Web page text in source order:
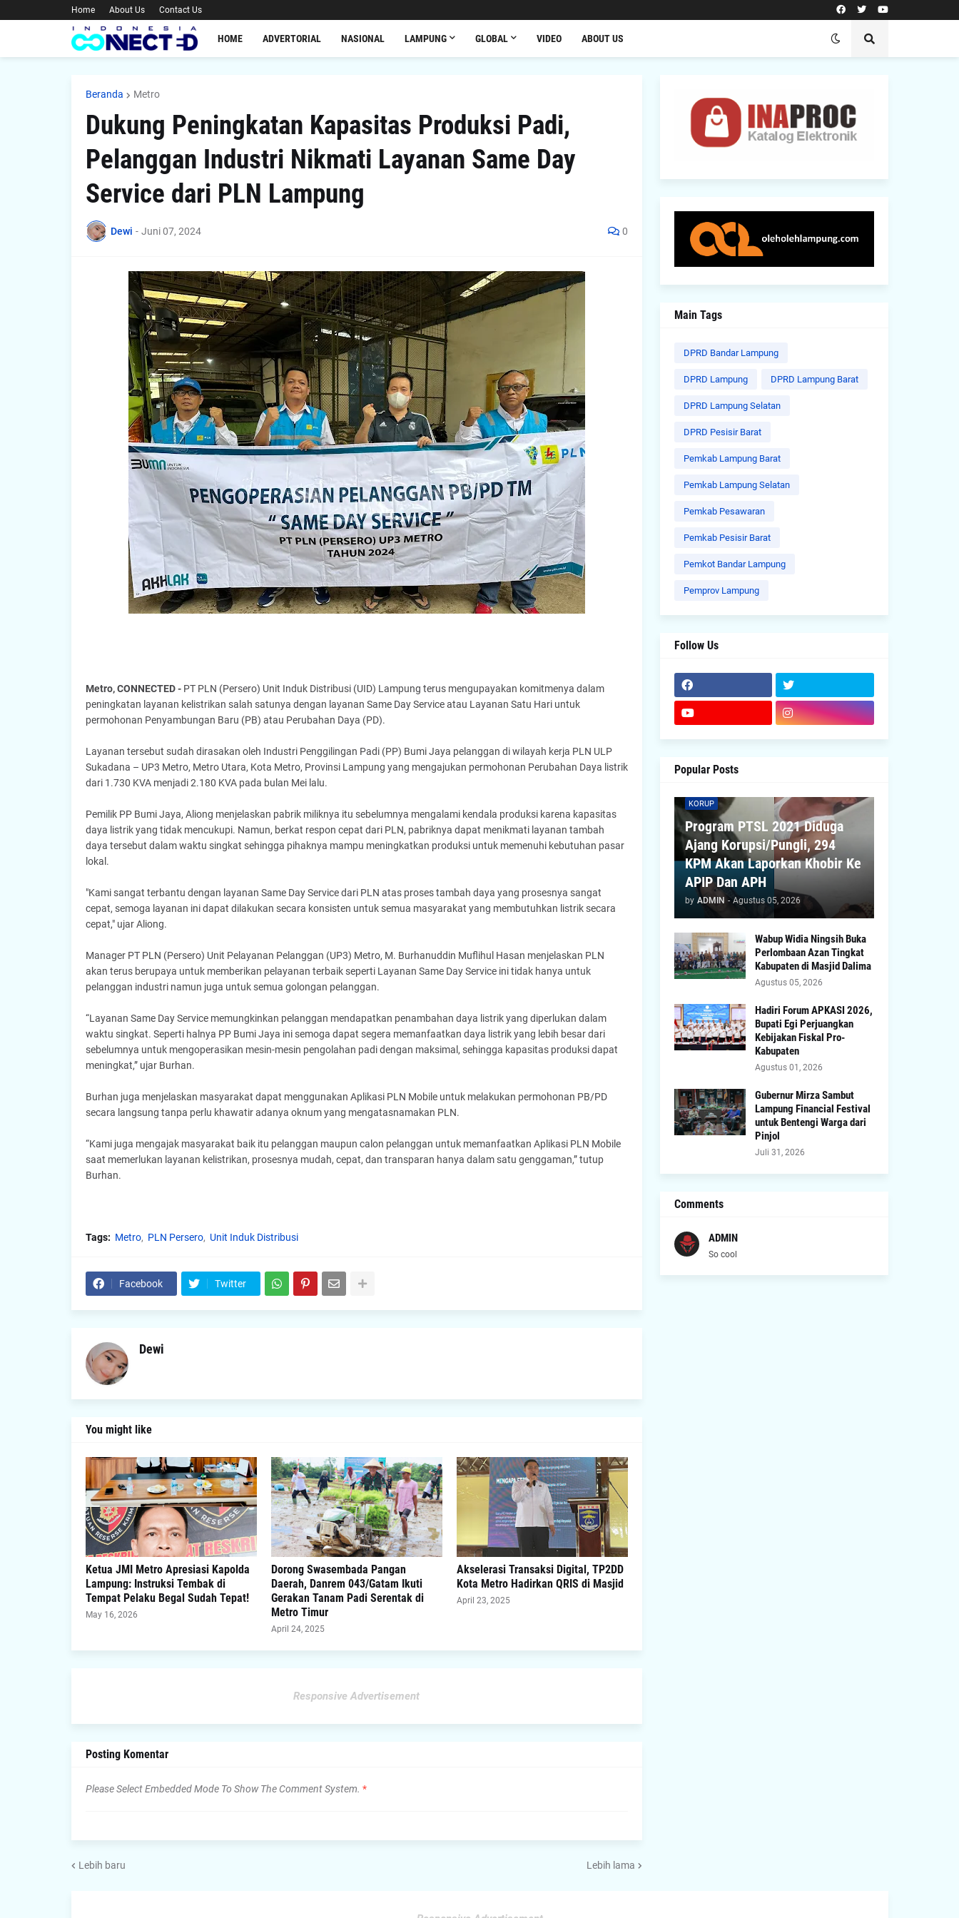
Home About Us Contact Us
HOME ADVERTORIAL NASIONAL LAMPUNG GLOBAL VIDEO ABOUT US
Beranda Metro
Dukung Peningkatan Kapasitas Produksi Padi,
Pelanggan Industri Nikmati Layanan Same Day
Service dari PLN Lampung
Dewi - Juni 07, 2024 0
Metro, CONNECTED -PT PLN (Persero) Unit Induk Distribusi (UID) Lampung terus mengupayakan komitmenya dalam
peningkatan layanan kelistrikan salah satunya dengan layanan Same Day Service atau Layanan Satu Hari untuk
permohonan Penyambungan Baru (PB) atau Perubahan Daya (PD).
Layanan tersebut sudah dirasakan oleh Industri Penggilingan Padi (PP) Bumi Jaya pelanggan di wilayah kerja PLN ULP
Sukadana – UP3 Metro, Metro Utara, Kota Metro, Provinsi Lampung yang mengajukan permohonan Perubahan Daya listrik
dari 1.730 KVA menjadi 2.180 KVA pada bulan Mei lalu.
Pemilik PP Bumi Jaya, Aliong menjelaskan pabrik miliknya itu sebelumnya mengalami kendala produksi karena kapasitas
daya listrik yang tidak mencukupi. Namun, berkat respon cepat dari PLN, pabriknya dapat menikmati layanan tambah
daya tersebut dalam waktu singkat sehingga pihaknya mampu meningkatkan produksi untuk memenuhi kebutuhan pasar
lokal.
"Kami sangat terbantu dengan layanan Same Day Service dari PLN atas proses tambah daya yang prosesnya sangat
cepat, semoga layanan ini dapat dilakukan secara konsisten untuk semua masyarakat yang membutuhkan listrik secara
cepat," ujar Aliong.
Manager PT PLN (Persero) Unit Pelayanan Pelanggan (UP3) Metro, M. Burhanuddin Muflihul Hasan menjelaskan PLN
akan terus berupaya untuk memberikan pelayanan terbaik seperti Layanan Same Day Service ini tidak hanya untuk
pelanggan industri namun juga untuk semua golongan pelanggan.
“Layanan Same Day Service memungkinkan pelanggan mendapatkan penambahan daya listrik yang diperlukan dalam
waktu singkat. Seperti halnya PP Bumi Jaya ini semoga dapat segera memanfaatkan daya listrik yang lebih besar dari
sebelumnya untuk mengoperasikan mesin-mesin pengolahan padi dengan maksimal, sehingga kapasitas produksi dapat
meningkat,” ujar Burhan.
Burhan juga menjelaskan masyarakat dapat menggunakan Aplikasi PLN Mobile untuk melakukan permohonan PB/PD
secara langsung tanpa perlu khawatir adanya oknum yang mengatasnamakan PLN.
“Kami juga mengajak masyarakat baik itu pelanggan maupun calon pelanggan untuk memanfaatkan Aplikasi PLN Mobile
saat memerlukan layanan kelistrikan, prosesnya mudah, cepat, dan transparan hanya dalam satu genggaman,” tutup
Burhan.
Tags: Metro PLN Persero Unit Induk Distribusi
Facebook Twitter
Dewi
You might like
Ketua JMI Metro Apresiasi Kapolda
Lampung: Instruksi Tembak di
Tempat Pelaku Begal Sudah Tepat!
May 16, 2026
Dorong Swasembada Pangan
Daerah, Danrem 043/Gatam Ikuti
Gerakan Tanam Padi Serentak di
Metro Timur
April 24, 2025
Akselerasi Transaksi Digital, TP2DD
Kota Metro Hadirkan QRIS di Masjid
April 23, 2025
Responsive Advertisement
Posting Komentar
Please Select Embedded Mode To Show The Comment System. *
Lebih baru Lebih lama
Main Tags
DPRD Bandar Lampung
DPRD Lampung DPRD Lampung Barat
DPRD Lampung Selatan
DPRD Pesisir Barat
Pemkab Lampung Barat
Pemkab Lampung Selatan
Pemkab Pesawaran
Pemkab Pesisir Barat
Pemkot Bandar Lampung
Pemprov Lampung
Follow Us
Popular Posts
KORUP
Program PTSL 2021 Diduga
Ajang Korupsi/Pungli, 294
KPM Akan Laporkan Khobir Ke
APIP Dan APH
by ADMIN - Agustus 05, 2026
Wabup Widia Ningsih Buka
Perlombaan Azan Tingkat
Kabupaten di Masjid Dalima
Agustus 05, 2026
Hadiri Forum APKASI 2026,
Bupati Egi Perjuangkan
Kebijakan Fiskal Pro-
Kabupaten
Agustus 01, 2026
Gubernur Mirza Sambut
Lampung Financial Festival
untuk Bentengi Warga dari
Pinjol
Juli 31, 2026
Comments
ADMIN
So cool